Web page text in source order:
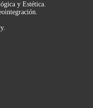
y Estética.